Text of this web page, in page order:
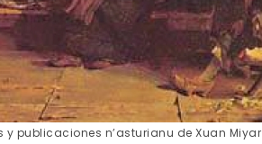
y publicaciones n’asturianu de Xuan Miyar